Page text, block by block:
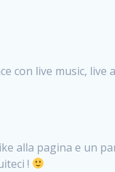
con live music,
alla pagina e un
!